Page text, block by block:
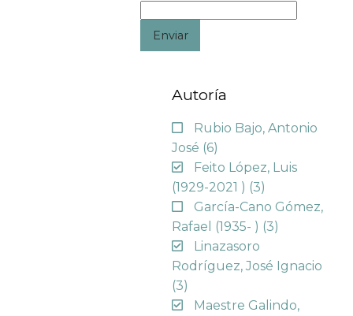
Enviar
Autoría
Rubio Bajo, Antonio
José (6)
Feito López, Luis
(1929-2021 ) (3)
García-Cano Gómez,
Rafael (1935- ) (3)
Linazasoro
Rodríguez, José Ignacio
(3)
Maestre Galindo,